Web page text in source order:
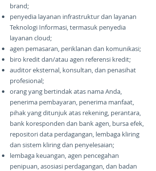
brand;
penyedia layanan infrastruktur dan layanan
Teknologi Informasi, termasuk penyedia
layanan cloud;
agen pemasaran, periklanan dan komunikasi;
biro kredit dan/atau agen referensi kredit;
auditor eksternal, konsultan, dan penasihat
profesional;
orang yang bertindak atas nama Anda,
penerima pembayaran, penerima manfaat,
pihak yang ditunjuk atas rekening, perantara,
bank koresponden dan bank agen, bursa efek,
repositori data perdagangan, lembaga kliring
dan sistem kliring dan penyelesaian;
lembaga keuangan, agen pencegahan
penipuan, asosiasi perdagangan, dan badan